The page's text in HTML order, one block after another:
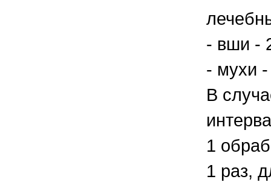
- вши -
- мухи
В
1
1 раз,